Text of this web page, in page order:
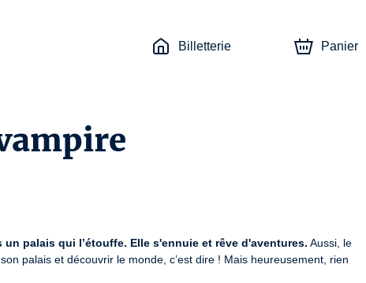
Billetterie Panier
palais qui l’étouffe. Elle s'ennuie et rêve d'aventures. Aussi, le
palais et découvrir le monde, c’est dire ! Mais heureusement, rien